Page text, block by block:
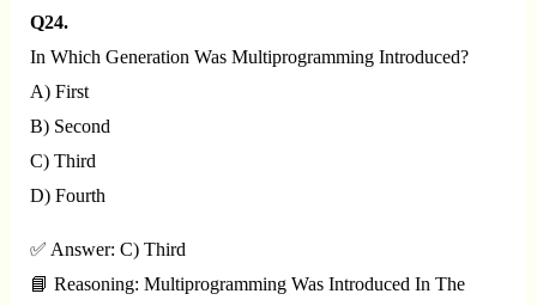
Q24.
In Which Generation Was Multiprogramming Introduced?
A) First
B) Second
C) Third
D) Fourth
✅ Answer: C) Third
📘 Reasoning: Multiprogramming Was Introduced In The